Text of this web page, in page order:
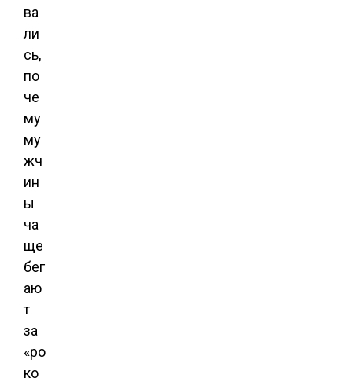
ва
ли
сь,
по
че
му
му
жч
ин
ы
ча
ще
бег
аю
т
за
«ро
ко